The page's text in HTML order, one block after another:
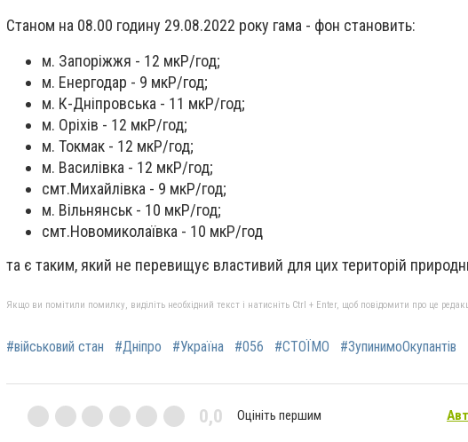
Станом на 08.00 годину 29.08.2022 року гама - фон становить:
м. Запоріжжя - 12 мкР/год;
м. Енергодар - 9 мкР/год;
м. К-Дніпровська - 11 мкР/год;
м. Оріхів - 12 мкР/год;
м. Токмак - 12 мкР/год;
м. Василівка - 12 мкР/год;
смт.Михайлівка - 9 мкР/год;
м. Вільнянськ - 10 мкР/год;
смт.Новомиколаївка - 10 мкР/год
та є таким, який не перевищує властивий для цих територій
Якщо ви помітили помилку, виділіть необхідний текст і натисніть Ctrl + Enter, щоб повідомити про це
#військовий стан #Дніпро #Україна #056 #СТОЇМО #ЗупинимоОкупантів
0,0 Оцініть першим